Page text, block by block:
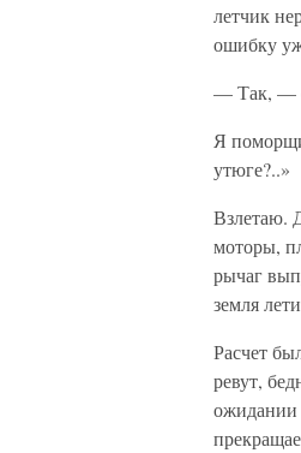
летчик
ошибку
— Так, —
Я
утюге?..»
Взлетаю.
моторы,
рычаг
земля
Расчет
ревут,
ожидании